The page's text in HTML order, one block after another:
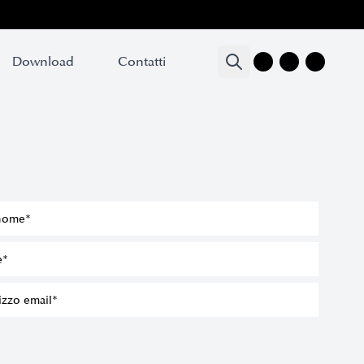
Download Contatti
Download Contatti